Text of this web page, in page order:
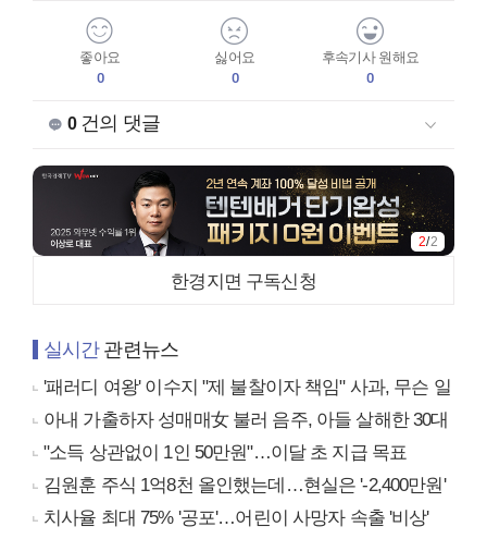
좋아요
0
싫어요
0
후속기사 원해요
0
0건의 댓글
2/2
한경지면 구독신청
실시간관련뉴스
'패러디 여왕' 이수지 "제 불찰이자 책임" 사과, 무슨 일
아내 가출하자 성매매女 불러 음주, 아들 살해한 30대
"소득 상관없이 1인 50만원"…이달 초 지급 목표
김원훈 주식 1억8천 올인했는데…현실은 '-2,400만원'
치사율 최대 75% '공포'…어린이 사망자 속출 '비상'